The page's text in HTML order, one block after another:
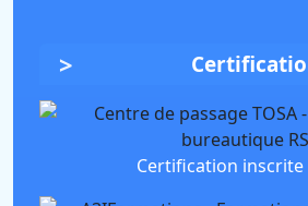
Certification inscrite